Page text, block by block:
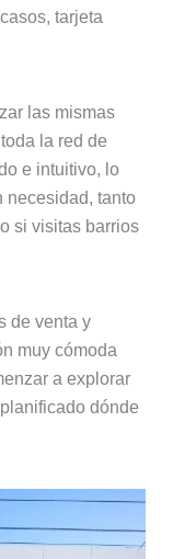
tarjeta
las mismas
la red de
e intuitivo, lo
necesidad, tanto
si visitas barrios
de venta y
muy cómoda
a explorar
dónde